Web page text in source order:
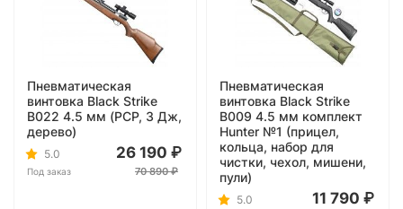
Пневматическая
винтовка Black Strike
B022 4.5 мм (PCP, 3 Дж,
дерево)
5.0
Под заказ
26 190
70 890
Пневматическая
винтовка Black Strike
B009 4.5 мм комплект
Hunter №1 (прицел,
кольца, набор для
чистки, чехол, мишени,
пули)
5.0 11 790